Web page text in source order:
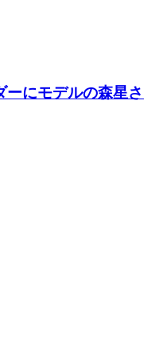
ーにモデルの森星